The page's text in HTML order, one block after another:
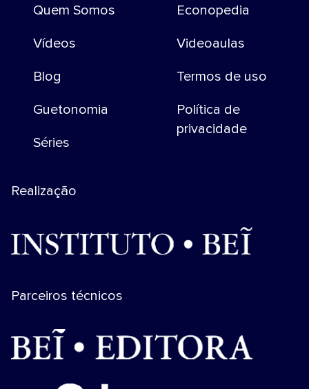
Quem Somos
Vídeos
Blog
Guetonomia
Séries
Econopedia
Videoaulas
Termos de uso
Política de
privacidade
Realização
Parceiros técnicos